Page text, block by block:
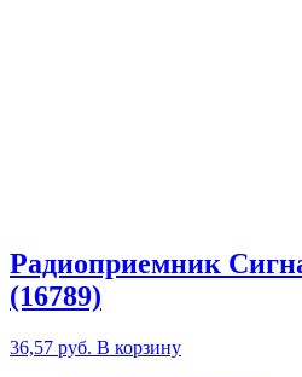
Радиоприемник
(16789)
36,57 руб. В корзину